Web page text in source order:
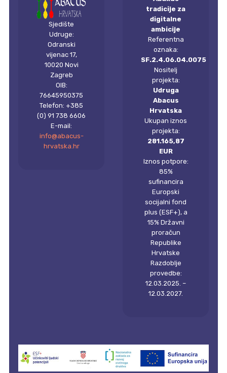
Sjedište
Udruge:
Odranski
vijenac 17,
10020 Novi
Zagreb
OIB:
76645950375
Telefon: +385
(0) 91 738 6606
E-mail:
info@abacus-
hrvatska.hr
tradicije za
digitalne
ambicije
Referentna
oznaka:
SF.2.4.06.04.0075
Nositelj
projekta:
Udruga
Abacus
Hrvatska
Ukupan iznos
projekta:
281.165,87
EUR
Iznos potpore:
85%
sufinancira
Europski
socijalni fond
plus (ESF+), a
15% Državni
proračun
Republike
Hrvatske
Razdoblje
provedbe:
12.03.2025. –
12.03.2027.